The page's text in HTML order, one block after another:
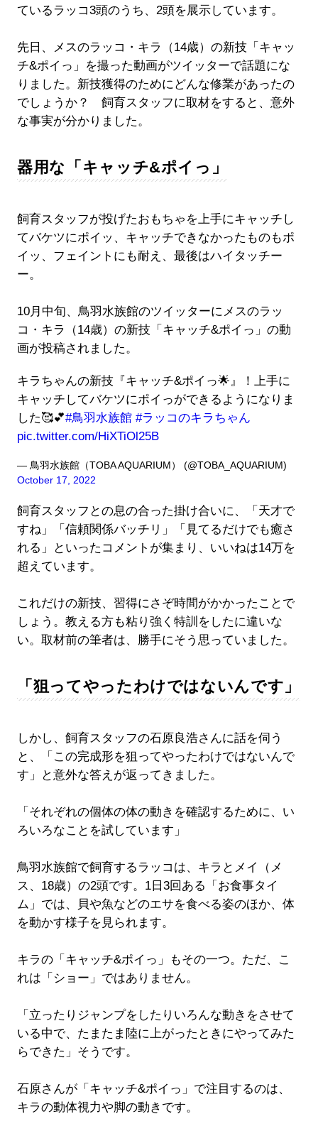
ているラッコ3頭のうち、2頭を展示しています。
先日、メスのラッコ・キラ（14歳）の新技「キャッ
チ&ポイっ」を撮った動画がツイッターで話題にな
りました。新技獲得のためにどんな修業があったの
でしょうか？ 飼育スタッフに取材をすると、意外
な事実が分かりました。
器用な「キャッチ&ポイっ」
飼育スタッフが投げたおもちゃを上手にキャッチし
てバケツにポイッ、キャッチできなかったものもポ
イッ、フェイントにも耐え、最後はハイタッチー
ー。
10月中旬、鳥羽水族館のツイッターにメスのラッ
コ・キラ（14歳）の新技「キャッチ&ポイっ」の動
画が投稿されました。
キラちゃんの新技『キャッチ&ポイっ🌟』！上手に
キャッチしてバケツにポイっができるようになりま
した🥰💕#鳥羽水族館 #ラッコのキラちゃん
pic.twitter.com/HiXTiOl25B
— 鳥羽水族館（TOBA AQUARIUM） (@TOBA_AQUARIUM)
October 17, 2022
飼育スタッフとの息の合った掛け合いに、「天才で
すね」「信頼関係バッチリ」「見てるだけでも癒さ
れる」といったコメントが集まり、いいねは14万を
超えています。
これだけの新技、習得にさぞ時間がかかったことで
しょう。教える方も粘り強く特訓をしたに違いな
い。取材前の筆者は、勝手にそう思っていました。
「狙ってやったわけではないんです」
しかし、飼育スタッフの石原良浩さんに話を伺う
と、「この完成形を狙ってやったわけではないんで
す」と意外な答えが返ってきました。
「それぞれの個体の体の動きを確認するために、い
ろいろなことを試しています」
鳥羽水族館で飼育するラッコは、キラとメイ（メ
ス、18歳）の2頭です。1日3回ある「お食事タイ
ム」では、貝や魚などのエサを食べる姿のほか、体
を動かす様子を見られます。
キラの「キャッチ&ポイっ」もその一つ。ただ、こ
れは「ショー」ではありません。
「立ったりジャンプをしたりいろんな動きをさせて
いる中で、たまたま陸に上がったときにやってみた
らできた」そうです。
石原さんが「キャッチ&ポイっ」で注目するのは、
キラの動体視力や脚の動きです。